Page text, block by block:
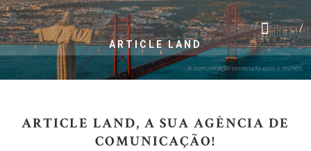
Skip
to
content
A
R
T
I
L
ARTICLE LAND
ARTICLE LAND, A SUA AGÊNCIA DE
COMUNICAÇÃO!